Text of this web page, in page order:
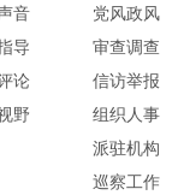
音
导
论
野
党风政风
审查调查
信访举报
组织人事
派驻机构
巡察工作